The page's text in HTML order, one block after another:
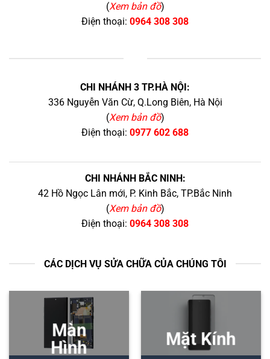
(Xem bản đồ)
Điện thoại: 0964 308 308
CHI NHÁNH 3 TP.HÀ NỘI:
336 Nguyễn Văn Cừ, Q.Long Biên, Hà Nội
(Xem bản đồ)
Điện thoại: 0977 602 688
CHI NHÁNH BẮC NINH:
42 Hồ Ngọc Lân mới, P. Kinh Bắc, TP.Bắc Ninh
(Xem bản đồ)
Điện thoại: 0964 308 308
CÁC DỊCH VỤ SỬA CHỮA CỦA CHÚNG TÔI
Màn
Hình
Mặt Kính